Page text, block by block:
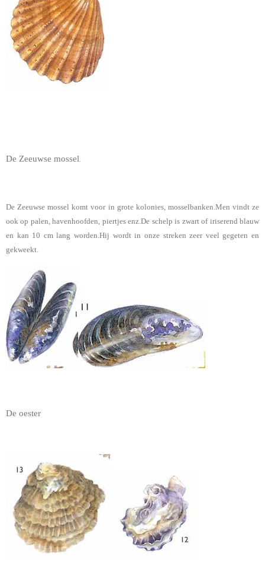
De Zeeuwse mossel.
De Zeeuwse mossel komt voor in grote kolonies, mosselbanken.Men vindt ze
ook op palen, havenhoofden, piertjes enz.De schelp is zwart of iriserend blauw
en kan 10 cm lang worden.Hij wordt in onze streken zeer veel gegeten en
gekweekt.
De oester